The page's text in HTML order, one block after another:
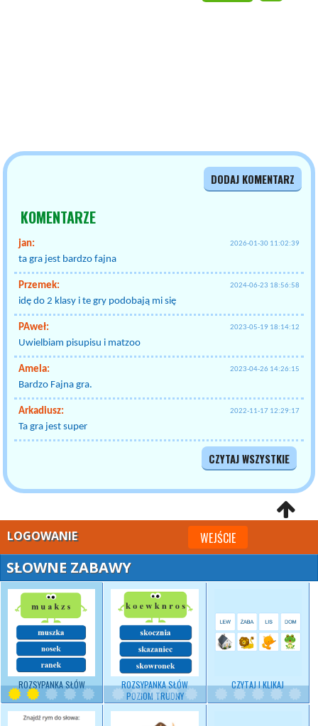
DODAJ KOMENTARZ
KOMENTARZE
jan: 2026-01-30 11:02:39
ta gra jest bardzo fajna
Przemek: 2024-06-23 18:56:58
idę do 2 klasy i te gry podobają mi się
PAweł: 2023-05-19 18:14:12
Uwielbiam pisupisu i matzoo
Amela: 2023-04-26 14:26:15
Bardzo Fajna gra.
Arkadiusz: 2022-11-17 12:29:17
Ta gra jest super
CZYTAJ WSZYSTKIE
LOGOWANIE WEJŚCIE
SŁOWNE ZABAWY
ROZSYPANKA SŁÓW
ROZSYPANKA SŁÓW
POZIOM TRUDNY
CZYTAJ I KLIKAJ